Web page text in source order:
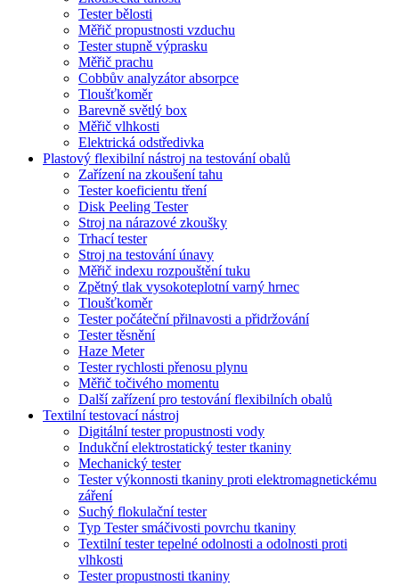
Tester bělosti
Měřič propustnosti vzduchu
Tester stupně výprasku
Měřič prachu
Cobbův analyzátor absorpce
Tloušťkoměr
Barevně světlý box
Měřič vlhkosti
Elektrická odstředivka
Plastový flexibilní nástroj na testování obalů
Zařízení na zkoušení tahu
Tester koeficientu tření
Disk Peeling Tester
Stroj na nárazové zkoušky
Trhací tester
Stroj na testování únavy
Měřič indexu rozpouštění tuku
Zpětný tlak vysokoteplotní varný hrnec
Tloušťkoměr
Tester počáteční přilnavosti a přidržování
Tester těsnění
Haze Meter
Tester rychlosti přenosu plynu
Měřič točivého momentu
Další zařízení pro testování flexibilních obalů
Textilní testovací nástroj
Digitální tester propustnosti vody
Indukční elektrostatický tester tkaniny
Mechanický tester
Tester výkonnosti tkaniny proti elektromagnetickému
záření
Suchý flokulační tester
Typ Tester smáčivosti povrchu tkaniny
Textilní tester tepelné odolnosti a odolnosti proti
vlhkosti
Tester propustnosti tkaniny